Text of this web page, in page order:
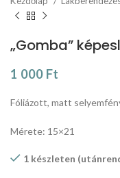
„Gomba”
1 000 Ft
Fóliázott, matt
Mérete: 15×21
1 készleten